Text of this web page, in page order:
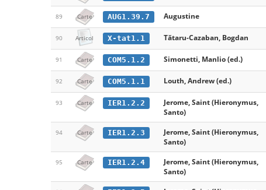
89 Carte AUG1.39.7 Augustine
90 Articol X-tat1.1 Tătaru-Cazaban, Bogdan
91 Carte COM5.1.2 Simonetti, Manlio (ed.)
92 Carte COM5.1.1 Louth, Andrew (ed.)
93 Carte IER1.2.2
Jerome, Saint (Hieronymus,
Santo)
94 Carte IER1.2.3
Jerome, Saint (Hieronymus,
Santo)
95 Carte IER1.2.4
Jerome, Saint (Hieronymus,
Santo)